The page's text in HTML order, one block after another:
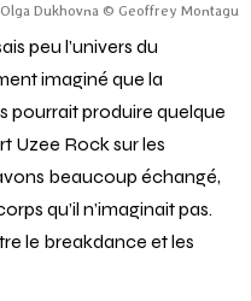
Dukhovna © Geoffrey Montagu
peu l’univers du
imaginé que la
pourrait produire quelque
Uzee Rock sur les
beaucoup échangé,
qu’il n’imaginait pas.
le breakdance et les